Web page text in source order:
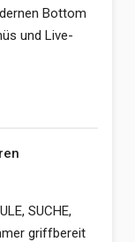
Bottom
und Live-
SUCHE,
griffbereit